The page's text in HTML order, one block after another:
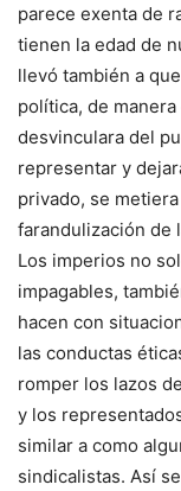
parece exenta de
tienen la edad de
llevó también a
política, de
desvinculara del
representar y
privado, se
farandulización de
Los imperios no
impagables,
hacen con
las conductas
romper los lazos
y los
similar a como
sindicalistas. Así